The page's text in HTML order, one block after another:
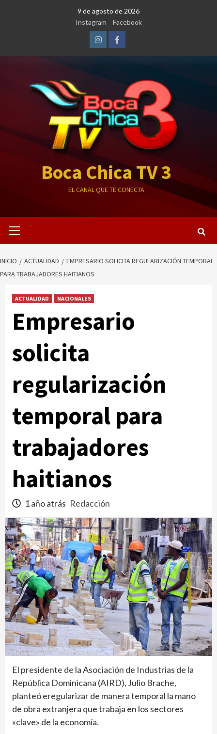
9 de agosto de 2026
Instagram
Facebook
InstagramFacebook
Boca Chica TV 3
EL CANAL QUE TE CONECTA
primario
INICIO ACTUALIDAD
EMPRESARIO SOLICITA REGULARIZACIÓN TEMPORAL
PARA TRABAJADORES HAITIANOS
ACTUALIDAD NACIONALES
Empresario
solicita
regularización
temporal para
trabajadores
haitianos
1 año atrás Redacción
El presidente de la Asociación de Industrias de la
República Dominicana (AIRD), Julio Brache,
planteó eregularizar de manera temporal la mano
de obra extranjera que trabaja en los sectores
«clave» de la economía.